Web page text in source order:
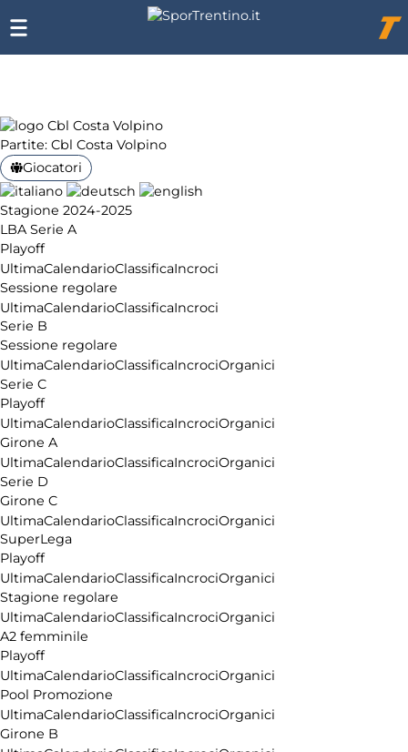
Partite: Cbl Costa Volpino
Giocatori
Stagione 2024-2025
LBA Serie A
Playoff
UltimaCalendarioClassificaIncroci
Sessione regolare
UltimaCalendarioClassificaIncroci
Serie B
Sessione regolare
UltimaCalendarioClassificaIncrociOrganici
Serie C
Playoff
UltimaCalendarioClassificaIncrociOrganici
Girone A
UltimaCalendarioClassificaIncrociOrganici
Serie D
Girone C
UltimaCalendarioClassificaIncrociOrganici
SuperLega
Playoff
UltimaCalendarioClassificaIncrociOrganici
Stagione regolare
UltimaCalendarioClassificaIncrociOrganici
A2 femminile
Playoff
UltimaCalendarioClassificaIncrociOrganici
Pool Promozione
UltimaCalendarioClassificaIncrociOrganici
Girone B
Chi
siamo
Affiliazione